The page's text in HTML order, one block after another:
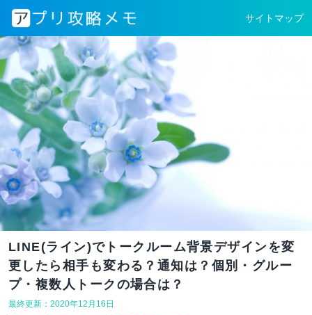
サイトマップ
LINE(ライン)でトークルーム背景デザインを変
更したら相手も変わる？通知は？個別・グルー
プ・複数人トークの場合は？
最終更新：2020年12月16日